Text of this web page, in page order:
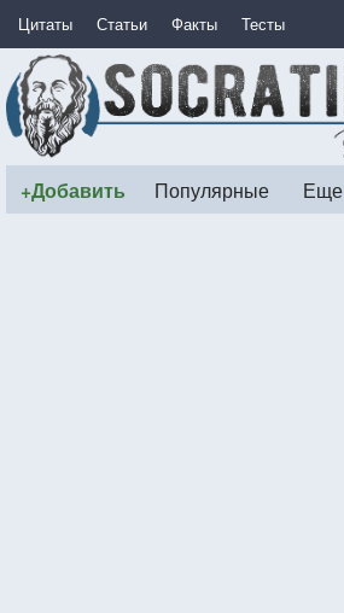
Цитаты Статьи Факты Тесты
+Добавить Популярные Еще